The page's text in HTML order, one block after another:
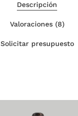
Descripción
Valoraciones (8)
Solicitar presupuesto